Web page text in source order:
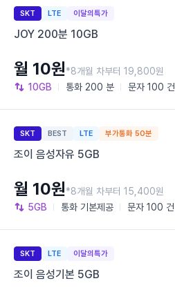
SKT LTE 이달의특가
JOY 200분 10GB
10GB 통화 200 분 문자 100 건
월 10원*8개월 차부터 19,800원
SKT BEST LTE 부가통화 50분
조이 음성자유 5GB
5GB 통화 기본제공 문자 100 건
월 10원*8개월 차부터 15,400원
SKT LTE 이달의특가
조이 음성기본 5GB